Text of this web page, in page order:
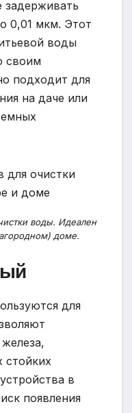
0,01 мкм. Этот
воды
своим
подходит для
на даче или
воды. Идеален
доме.
для
стойких
в
появления